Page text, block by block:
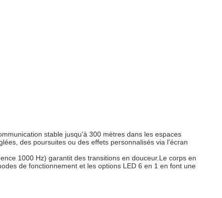
stable jusqu'à 300 mètres dans les espaces
des poursuites ou des effets personnalisés via l'écran
1000 Hz) garantit des transitions en douceur.Le corps en
de fonctionnement et les options LED 6 en 1 en font une